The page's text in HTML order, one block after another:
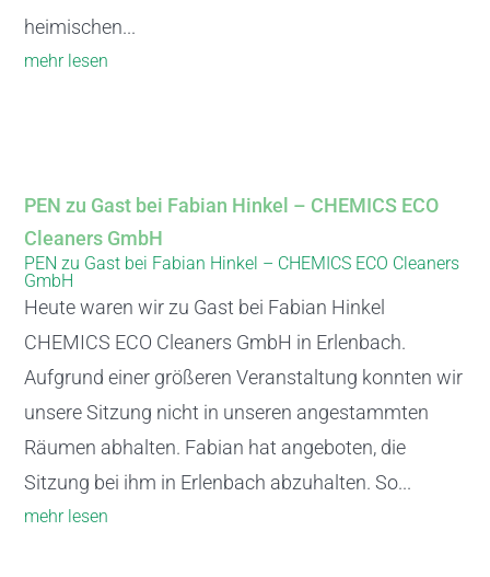
heimischen...
mehr lesen
PEN zu Gast bei Fabian Hinkel – CHEMICS ECO
Cleaners GmbH
PEN zu Gast bei Fabian Hinkel – CHEMICS ECO Cleaners
GmbH
Heute waren wir zu Gast bei Fabian Hinkel
CHEMICS ECO Cleaners GmbH in Erlenbach.
Aufgrund einer größeren Veranstaltung konnten wir
unsere Sitzung nicht in unseren angestammten
Räumen abhalten. Fabian hat angeboten, die
Sitzung bei ihm in Erlenbach abzuhalten. So...
mehr lesen